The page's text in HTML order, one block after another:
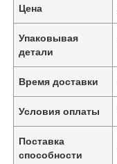
Цена
Упаковывая
детали
Время доставки
Условия оплаты
Поставка
способности